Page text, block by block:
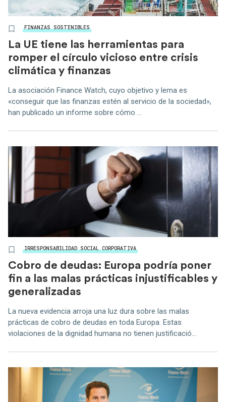
FINANZAS SOSTENIBLES
La UE tiene las herramientas para
romper el círculo vicioso entre crisis
climática y finanzas
La asociación Finance Watch, cuyo objetivo y lema es
«conseguir que las finanzas estén al servicio de la sociedad»,
han publicado un informe sobre cómo ...
IRRESPONSABILIDAD SOCIAL CORPORATIVA
Cobro de deudas: Europa podría poner
fin a las malas prácticas injustificables y
generalizadas
La nueva evidencia arroja una luz dura sobre las malas
prácticas de cobro de deudas en toda Europa. Estas
violaciones de la dignidad humana no tienen justificació...